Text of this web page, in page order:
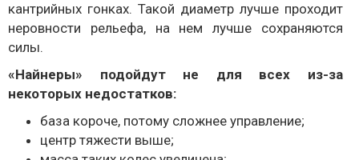
кантрийных гонках. Такой диаметр лучше проходит
неровности рельефа, на нем лучше сохраняются
силы.
«Найнеры» подойдут не для всех из-за
некоторых недостатков:
база короче, потому сложнее управление;
центр тяжести выше;